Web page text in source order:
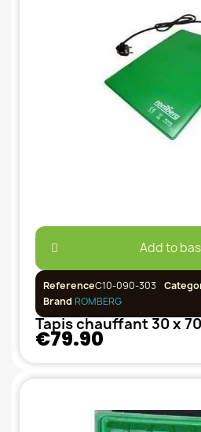
Add to
ReferenceC10-090-303
Brand ROMBERG
€79.90